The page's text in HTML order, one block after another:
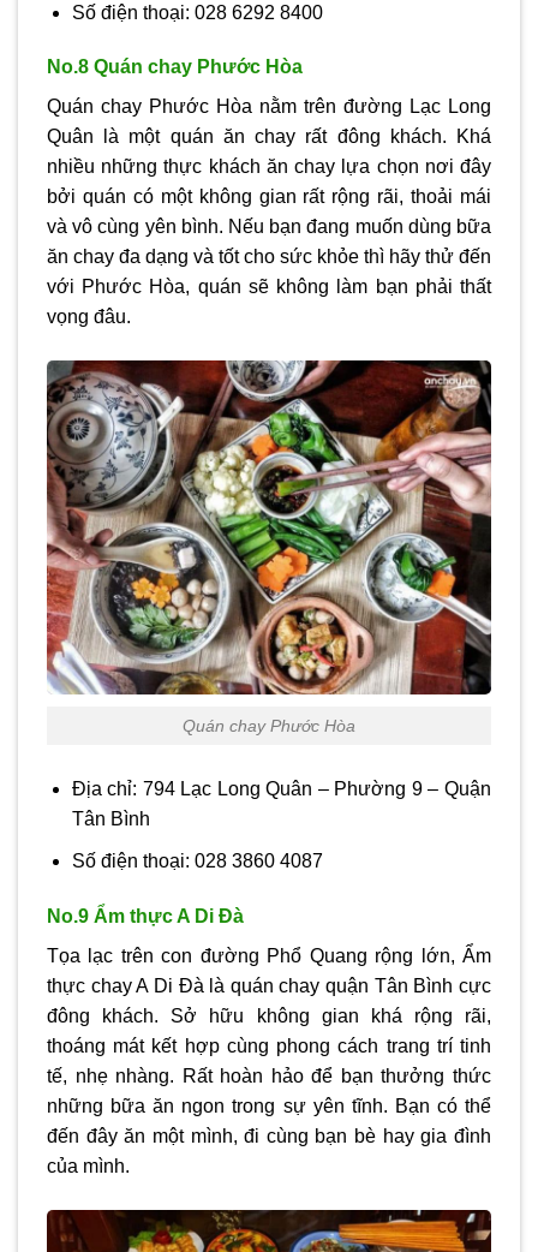
Số điện thoại: 028 6292 8400
No.8 Quán chay Phước Hòa
Quán chay Phước Hòa nằm trên đường Lạc Long
Quân là một quán ăn chay rất đông khách. Khá
nhiều những thực khách ăn chay lựa chọn nơi đây
bởi quán có một không gian rất rộng rãi, thoải mái
và vô cùng yên bình. Nếu bạn đang muốn dùng bữa
ăn chay đa dạng và tốt cho sức khỏe thì hãy thử đến
với Phước Hòa, quán sẽ không làm bạn phải thất
vọng đâu.
Quán chay Phước Hòa
Địa chỉ: 794 Lạc Long Quân – Phường 9 – Quận
Tân Bình
Số điện thoại: 028 3860 4087
No.9 Ẩm thực A Di Đà
Tọa lạc trên con đường Phổ Quang rộng lớn, Ẩm
thực chay A Di Đà là quán chay quận Tân Bình cực
đông khách. Sở hữu không gian khá rộng rãi,
thoáng mát kết hợp cùng phong cách trang trí tinh
tế, nhẹ nhàng. Rất hoàn hảo để bạn thưởng thức
những bữa ăn ngon trong sự yên tĩnh. Bạn có thể
đến đây ăn một mình, đi cùng bạn bè hay gia đình
của mình.